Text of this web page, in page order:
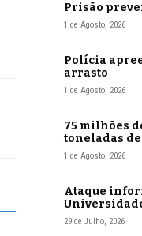
Prisão
1 de Agosto, 2026
Polícia
arrasto
1 de Agosto, 2026
75 milhões
toneladas de
1 de Agosto, 2026
Ataque
29 de Julho, 2026